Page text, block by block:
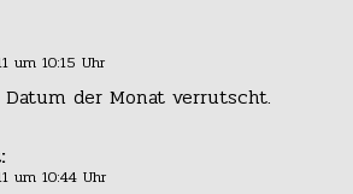
um 10:15 Uhr
der Monat verrutscht.
um 10:44 Uhr